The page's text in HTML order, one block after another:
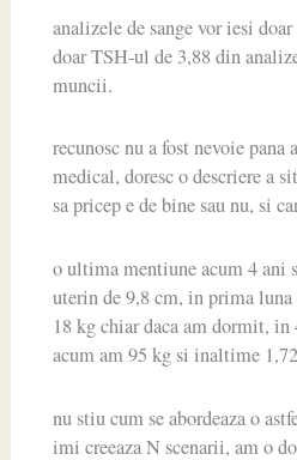
analizele de sange vor iesi
doar TSH-ul de 3,88 din
muncii.
recunosc nu a fost nevoie
medical, doresc o descriere a
sa pricep e de bine sau nu, si
o ultima mentiune acum 4 ani
uterin de 9,8 cm, in prima luna
18 kg chiar daca am dormit,
acum am 95 kg si inaltime
nu stiu cum se abordeaza o
imi creeaza N scenarii, am o